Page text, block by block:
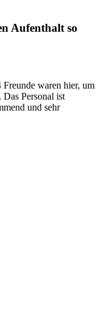
Aufenthalt so
Freunde waren hier, um
Das Personal ist
und sehr